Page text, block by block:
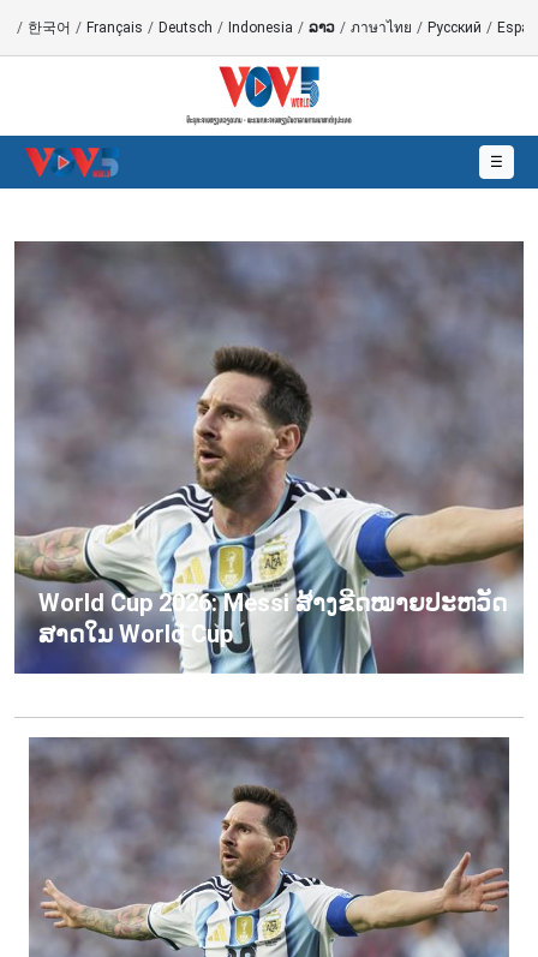
/ 한국어 / Français / Deutsch / Indonesia / ລາວ / ภาษาไทย / Русский /
☰
World Cup 2026: Messi ສ້າງ​ຂີດ​ໝາຍ​ປະ​ຫວັດ​
ສາດ​ໃນ World Cup